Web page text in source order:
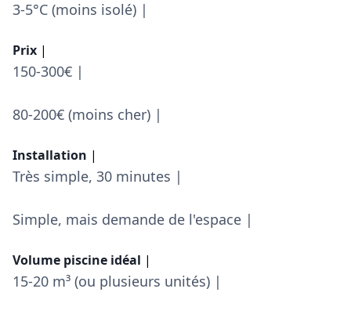
3-5°C (moins isolé) |
Prix |
150-300€ |
80-200€ (moins cher) |
Installation |
Très simple, 30 minutes |
Simple, mais demande de l'espace |
Volume piscine idéal |
15-20 m³ (ou plusieurs unités) |